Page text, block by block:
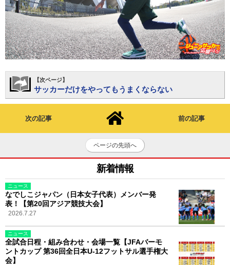
【次ページ】
サッカーだけをやってもうまくならない
次の記事 前の記事
ページの先頭へ
新着情報
ニュース
なでしこジャパン（日本女子代表）メンバー発
表！【第20回アジア競技大会】
2026.7.27
ニュース
全試合日程・組み合わせ・会場一覧【JFAバーモ
ントカップ 第36回全日本U-12フットサル選手権大
会】